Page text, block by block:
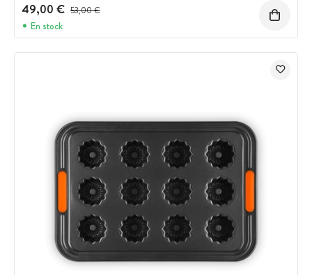
49,00 € Prix avant réduction :
53,00 €
En stock